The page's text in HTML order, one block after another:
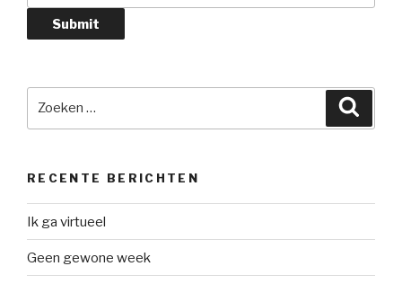
RECENTE BERICHTEN
Ik ga virtueel
Geen gewone week